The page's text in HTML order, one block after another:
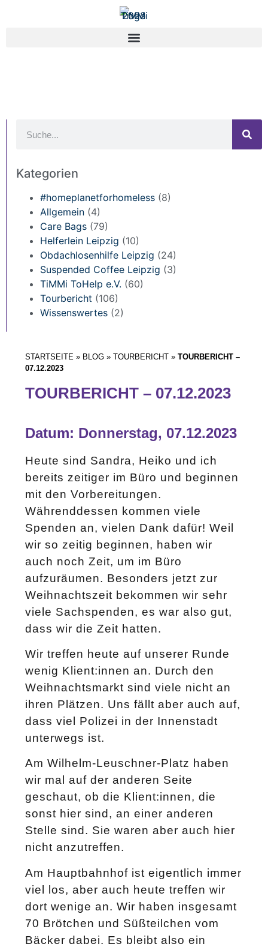
STARTSEITE » BLOG » TOURBERICHT » TOURBERICHT –
07.12.2023
TOURBERICHT – 07.12.2023
Datum: Donnerstag, 07.12.2023
Heute sind Sandra, Heiko und ich
bereits zeitiger im Büro und beginnen
mit den Vorbereitungen.
Währenddessen kommen viele
Spenden an, vielen Dank dafür! Weil
wir so zeitig beginnen, haben wir
auch noch Zeit, um im Büro
aufzuräumen. Besonders jetzt zur
Weihnachtszeit bekommen wir sehr
viele Sachspenden, es war also gut,
dass wir die Zeit hatten.
Wir treffen heute auf unserer Runde
wenig Klient:innen an. Durch den
Weihnachtsmarkt sind viele nicht an
ihren Plätzen. Uns fällt aber auch auf,
dass viel Polizei in der Innenstadt
unterwegs ist.
Am Wilhelm-Leuschner-Platz haben
wir mal auf der anderen Seite
geschaut, ob die Klient:innen, die
sonst hier sind, an einer anderen
Stelle sind. Sie waren aber auch hier
nicht anzutreffen.
Am Hauptbahnhof ist eigentlich immer
viel los, aber auch heute treffen wir
dort wenige an. Wir haben insgesamt
70 Brötchen und Süßteilchen vom
Bäcker dabei. Es bleibt also ein
Kategorien
#homeplanetforhomeless (8)
Allgemein (4)
Care Bags (79)
Helferlein Leipzig (10)
Obdachlosenhilfe Leipzig (24)
Suspended Coffee Leipzig (3)
TiMMi ToHelp e.V. (60)
Tourbericht (106)
Wissenswertes (2)